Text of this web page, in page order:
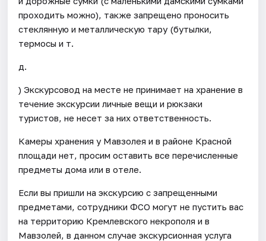
проходить можно), также запрещено проносить
стеклянную и металлическую тару (бутылки,
термосы и т.
д.
) Экскурсовод на месте не принимает на хранение в
течение экскурсии личные вещи и рюкзаки
туристов, не несет за них ответственность.
Камеры хранения у Мавзолея и в районе Красной
площади нет, просим оставить все перечисленные
предметы дома или в отеле.
Если вы пришли на экскурсию с запрещенными
предметами, сотрудники ФСО могут не пустить вас
на территорию Кремлевского некрополя и в
Мавзолей, в данном случае экскурсионная услуга